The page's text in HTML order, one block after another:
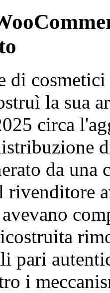
di cosmetici
la sua
circa
da
rivenditore
pari
i